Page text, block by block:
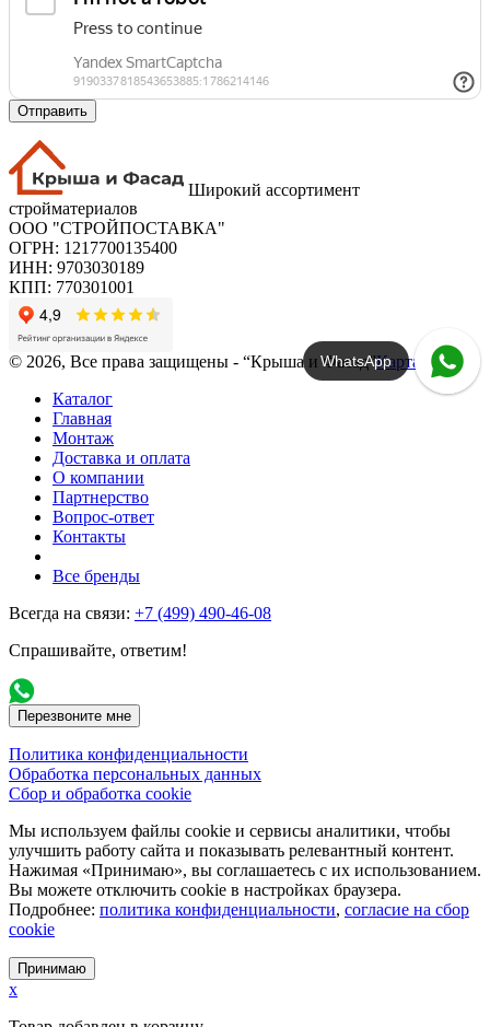
Отправить
Широкий ассортимент
стройматериалов
ООО "СТРОЙПОСТАВКА"
ОГРН: 1217700135400
ИНН: 9703030189
КПП: 770301001
© 2026, Все права защищены - “Крыша и Фасад”Карта сайта
Каталог
Главная
Монтаж
Доставка и оплата
О компании
Партнерство
Вопрос-ответ
Контакты
Все бренды
Всегда на связи: +7 (499) 490-46-08
Спрашивайте, ответим!
Перезвоните мне
Политика конфиденциальности
Обработка персональных данных
Сбор и обработка cookie
Мы используем файлы cookie и сервисы аналитики, чтобы
улучшить работу сайта и показывать релевантный контент.
Нажимая «Принимаю», вы соглашаетесь с их использованием.
Вы можете отключить cookie в настройках браузера.
Подробнее: политика конфиденциальности, согласие на сбор
cookie
Принимаю
x
WhatsApp